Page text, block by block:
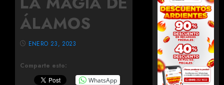
ÁLAMOS
Comparte esto:
WhatsApp
ENERO 23, 2023